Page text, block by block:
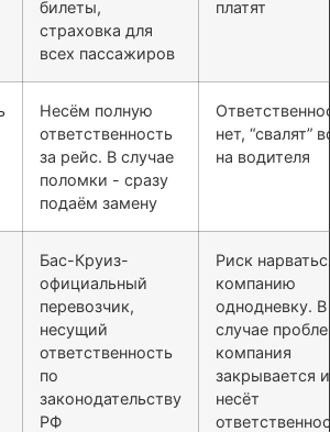
билеты,
страховка для
всех пассажиров
платят
Несём полную
ответственность
за рейс. В случае
поломки - сразу
подаём замену
нет, “свалят”
на водителя
Бас-Круиз-
официальный
перевозчик,
несущий
ответственность
по
законодательству
РФ
Риск
компанию
однодневку. В
случае
компания
закрывается
несёт